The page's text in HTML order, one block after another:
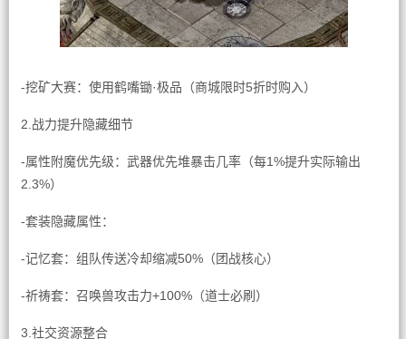
-挖矿大赛：使用鹤嘴锄·极品（商城限时5折时购入）
2.战力提升隐藏细节
-属性附魔优先级：武器优先堆暴击几率（每1%提升实际输出
2.3%）
-套装隐藏属性：
-记忆套：组队传送冷却缩减50%（团战核心）
-祈祷套：召唤兽攻击力+100%（道士必刷）
3.社交资源整合